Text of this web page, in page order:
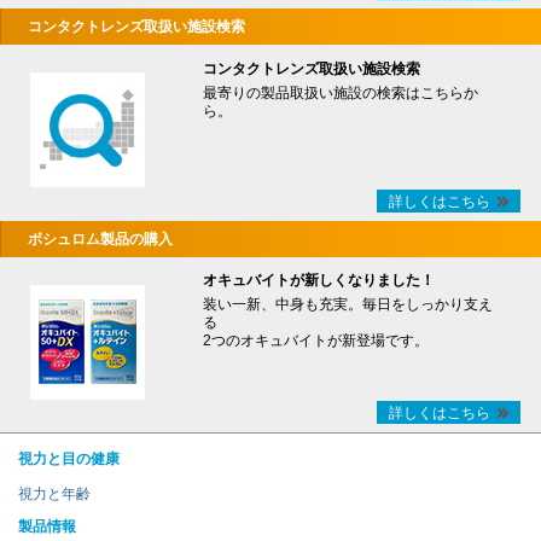
コンタクトレンズ取扱い施設検索
コンタクトレンズ取扱い施設検索
最寄りの製品取扱い施設の検索はこちらか
ら。
詳しくはこちら
ボシュロム製品の購入
オキュバイトが新しくなりました！
装い一新、中身も充実。毎日をしっかり支え
る
2つのオキュバイトが新登場です。
詳しくはこちら
視力と目の健康
視力と年齢
製品情報